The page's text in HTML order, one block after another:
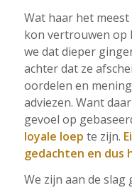
Wat haar het
kon vertrouwen op
we dat dieper
achter dat ze
oordelen en
adviezen. Want
gevoel op
loyale loep te zijn.
gedachten en dus
We zijn aan de slag